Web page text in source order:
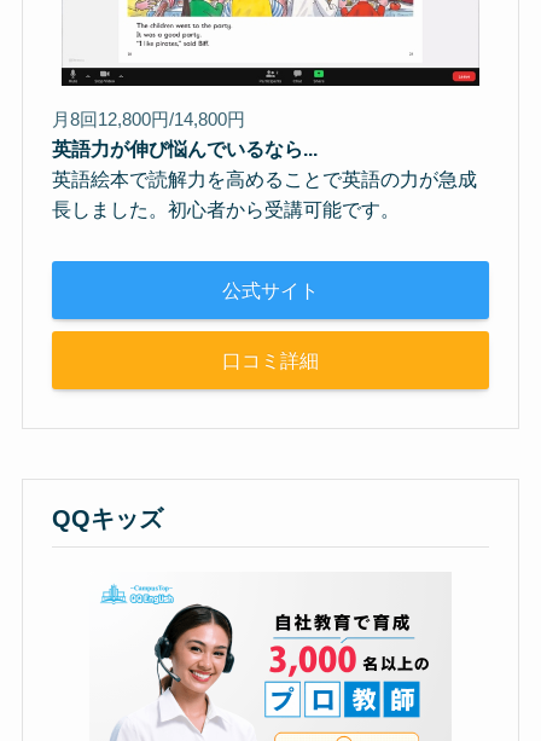
月8回12,800円/14,800円
英語力が伸び悩んでいるなら...
英語絵本で読解力を高めることで英語の力が急成
長しました。初心者から受講可能です。
公式サイト
口コミ詳細
QQキッズ